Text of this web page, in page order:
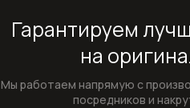
посудомоечных машин
Моющие и чистящие
стиральных машин
Гарантируем
на
Мы работаем напрямую с
посредников и